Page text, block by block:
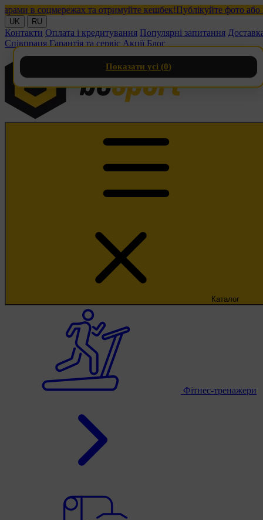
в соцмережах та отримуйте кешбек!Публікуйте фото або
UK RU
Контакти Оплата і кредитування Популярні запитання
Співпраця Гарантія та сервіс Акції Блог
Каталог
Фітнес-тренажери
Показати усі (0)